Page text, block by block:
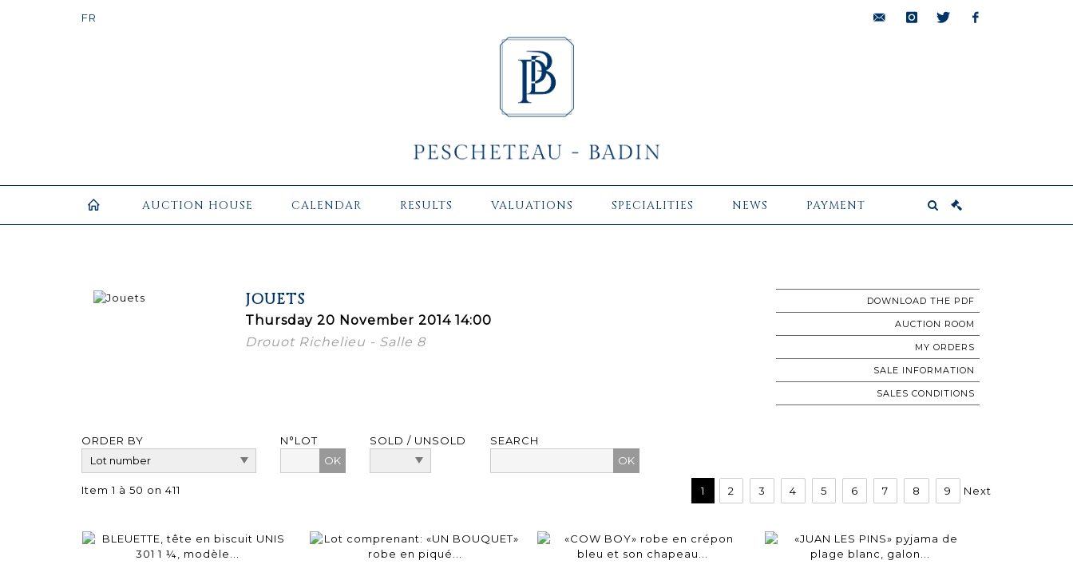
AUCTION HOUSE CALENDAR RESULTS VALUATIONS SPECIALITIES NEWS PAYMENT
JOUETS
Thursday 20 November 2014 14:00
Drouot Richelieu - Salle 8
DOWNLOAD THE PDF
AUCTION ROOM
MY ORDERS
SALE INFORMATION
SALES CONDITIONS
ORDER BY
N°LOT
OK
SOLD / UNSOLD SEARCH
Item 1 à 50 on 411 1 2 3 4 5 6 7 8 9 Next